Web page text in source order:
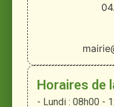
Horaires de
- Lundi : 08h00 -